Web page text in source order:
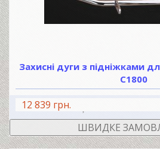
Захисні дуги з підніжками
C1800
12 839 грн.
ШВИДКЕ